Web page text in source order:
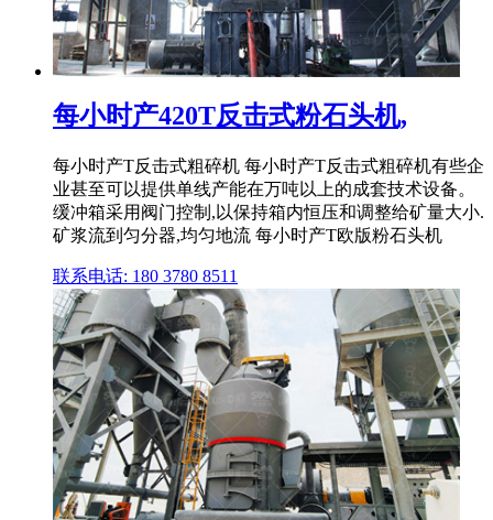
每小时产420T反击式粉石头机,
每小时产T反击式粗碎机 每小时产T反击式粗碎机有些企
业甚至可以提供单线产能在万吨以上的成套技术设备。
缓冲箱采用阀门控制,以保持箱内恒压和调整给矿量大小.
矿浆流到匀分器,均匀地流 每小时产T欧版粉石头机
联系电话: 180 3780 8511